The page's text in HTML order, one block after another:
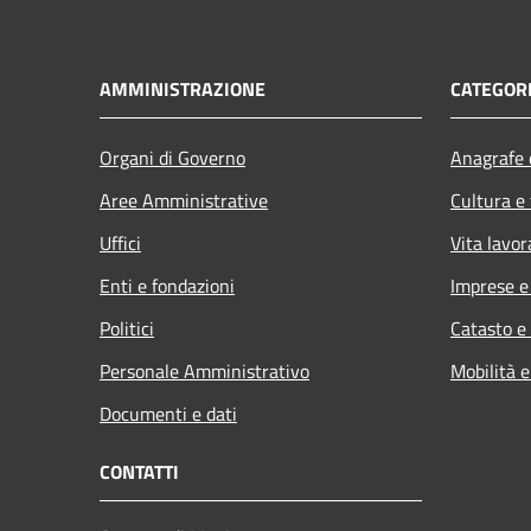
AMMINISTRAZIONE
Organi di Governo
Aree Amministrative
Uffici
Enti e fondazioni
Politici
Personale Amministrativo
Documenti e dati
Cultura
Vita
Imprese
Catasto
Mobilità
CONTATTI